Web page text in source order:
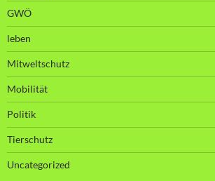
GWÖ
leben
Mitweltschutz
Mobilität
Politik
Tierschutz
Uncategorized